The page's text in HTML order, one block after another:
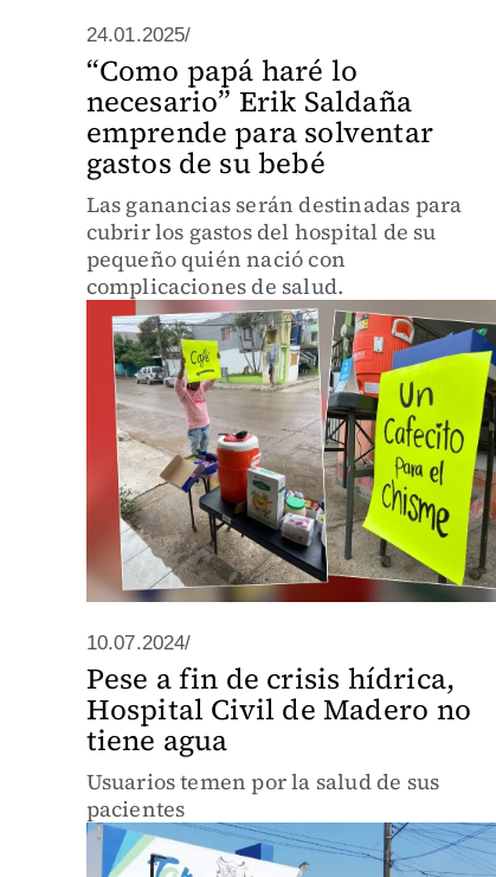
24.01.2025/
“Como papá haré lo
necesario” Erik Saldaña
emprende para solventar
gastos de su bebé
Las ganancias serán destinadas para
cubrir los gastos del hospital de su
pequeño quién nació con
complicaciones de salud.
10.07.2024/
Pese a fin de crisis hídrica,
Hospital Civil de Madero no
tiene agua
Usuarios temen por la salud de sus
pacientes